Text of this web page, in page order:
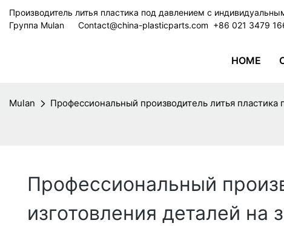
Производитель литья пластика под давлением с
Группа Mulan
Contact@china-plasticparts.com +86 021 3479
HOME
Mulan Профессиональный производитель литья пластика
Профессиональный
изготовления деталей на